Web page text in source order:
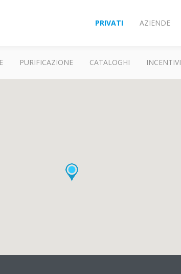
PRIVATI AZIENDE
PURIFICAZIONE CATALOGHI INCENTIVI